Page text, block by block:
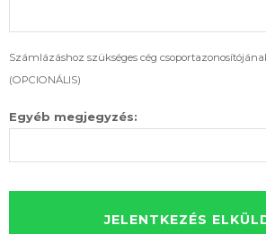
Számlázáshoz szükséges cég
(OPCIONÁLIS)
Egyéb megjegyzés: